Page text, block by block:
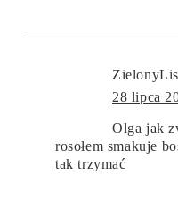
28 lipca
Olga jak
rosołem smakuje
tak trzymać